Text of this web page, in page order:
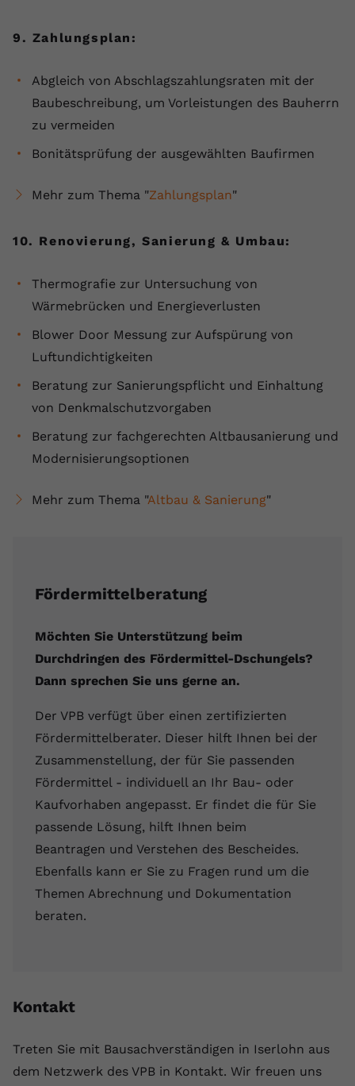
9. Zahlungsplan:
Abgleich von Abschlagszahlungsraten mit der
Baubeschreibung, um Vorleistungen des Bauherrn
zu vermeiden
Bonitätsprüfung der ausgewählten Baufirmen
Mehr zum Thema "Zahlungsplan"
10. Renovierung, Sanierung & Umbau:
Thermografie zur Untersuchung von
Wärmebrücken und Energieverlusten
Blower Door Messung zur Aufspürung von
Luftundichtigkeiten
Beratung zur Sanierungspflicht und Einhaltung
von Denkmalschutzvorgaben
Beratung zur fachgerechten Altbausanierung und
Modernisierungsoptionen
Mehr zum Thema "Altbau & Sanierung"
Fördermittelberatung
Möchten Sie Unterstützung beim
Durchdringen des Fördermittel-Dschungels?
Dann sprechen Sie uns gerne an.
Der VPB verfügt über einen zertifizierten
Fördermittelberater. Dieser hilft Ihnen bei der
Zusammenstellung, der für Sie passenden
Fördermittel - individuell an Ihr Bau- oder
Kaufvorhaben angepasst. Er findet die für Sie
passende Lösung, hilft Ihnen beim
Beantragen und Verstehen des Bescheides.
Ebenfalls kann er Sie zu Fragen rund um die
Themen Abrechnung und Dokumentation
beraten.
Kontakt
Treten Sie mit Bausachverständigen in Iserlohn aus
dem Netzwerk des VPB in Kontakt. Wir freuen uns